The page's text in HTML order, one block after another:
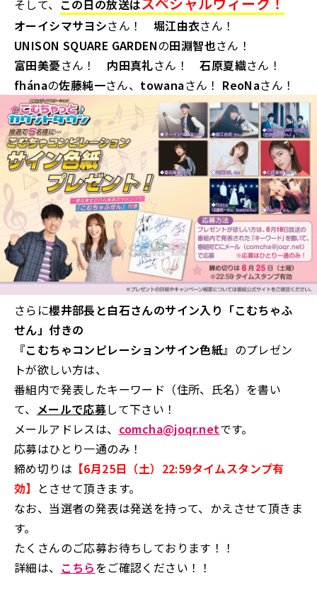
そして、 この日の放送は
オーイシマサヨシさん！ 堀江由衣さん！
UNISON SQUARE GARDENの田淵智也さん！
富田美憂さん！ 内田真礼さん！石原夏織さん！
fhánaの佐藤純一さん、 towanaさん！ ReoNaさん！
さらに櫻井部長と白石さんのサイン入り「こむちゃふ
せん」付きの
『こむちゃコンピレーションサイン色紙』 のプレゼン
トが欲しい方は、
番組内で発表したキーワード（住所、氏名）を書い
て、 メールで応募して下さい！
メールアドレスは、 comcha@joqr.netです。
応募はひとり一通のみ！
締め切りは 【6月25日（土）22:59タイムスタンプ有
効】 とさせて頂きます。
なお、当選者の発表は発送を持って、かえさせて頂きま
す。
たくさんのご応募お待ちしております！！
詳細は、 こちらをご確認ください！！